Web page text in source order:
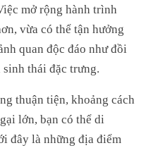
mở rộng hành trình
vừa có thể tận hưởng
quan độc đáo như đồi
thái đặc trưng.
thuận tiện, khoảng cách
lớn, bạn có thể di
đây là những địa điểm